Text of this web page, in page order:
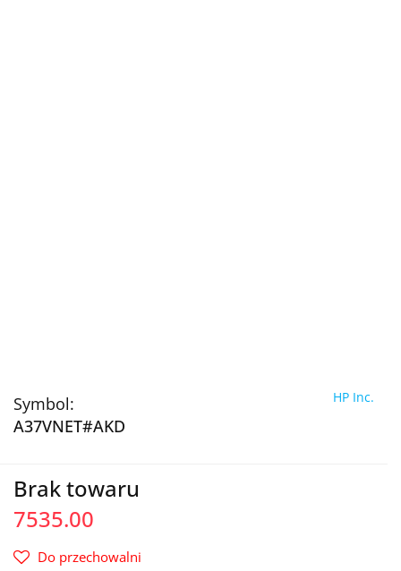
Symbol:
A37VNET#AKD
HP Inc.
Brak towaru
7535.00
Do przechowalni